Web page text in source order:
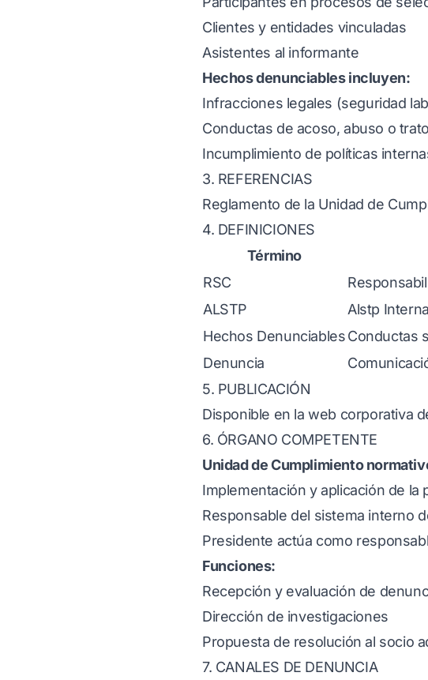
Clientes y entidades vinculadas
Asistentes al informante
Hechos denunciables incluyen:
Infracciones legales (seguridad
Conductas de acoso, abuso o
Incumplimiento de políticas
3. REFERENCIAS
Reglamento de la Unidad de
4. DEFINICIONES
Término
RSC
ALSTP
Alstp
Hechos DenunciablesConductas
Denuncia
5. PUBLICACIÓN
Disponible en la web corporativa
6. ÓRGANO COMPETENTE
Unidad de Cumplimiento
Implementación y aplicación de la
Responsable del sistema interno
Presidente actúa como
Funciones:
Recepción y evaluación de
Dirección de investigaciones
Propuesta de resolución al socio
7. CANALES DE DENUNCIA